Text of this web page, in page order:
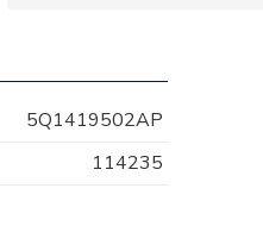
5Q1419502AP
114235